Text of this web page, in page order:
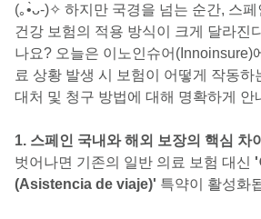
(｡•̀ᴗ-)✧ 하지만 국경을 넘는 순간, 스
건강 보험의 적용 방식이 크게 달라진
나요? 오늘은 이노인슈어(Innoinsure)
료 상황 발생 시 보험이 어떻게 작동하
대처 및 청구 방법에 대해 명확하게 안
1. 스페인 국내와 해외 보장의 핵심 차
벗어나면 기존의 일반 의료 보험 대신 '
(Asistencia de viaje)' 특약이 활성화